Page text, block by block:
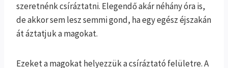
szeretnénk csíráztatni. Elegendő akár néhány óra is,
de akkor sem lesz semmi gond, ha egy egész éjszakán
át áztatjuk a magokat.
Ezeket a magokat helyezzük a csíráztató felületre. A